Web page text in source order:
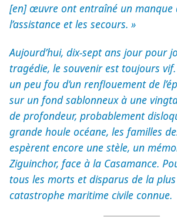
[en] œuvre ont entraîné un manque
l’assistance et les secours. »
Aujourd’hui, dix-sept ans jour pour
tragédie, le souvenir est toujours
un peu fou d’un renflouement de
sur un fond sablonneux à une
de profondeur, probablement
grande houle océane, les familles
espèrent encore une stèle, un
Ziguinchor, face à la Casamance.
tous les morts et disparus de la
catastrophe maritime civile connue.